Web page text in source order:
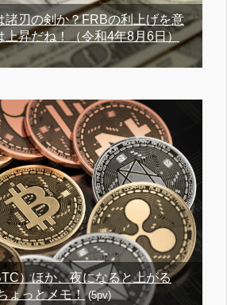
諸刃の剣か？FRBの利上げを意
上昇だね！（令和4年8月6日）
）ほか、夜になると上がる
ょっとメモ！(5pv)